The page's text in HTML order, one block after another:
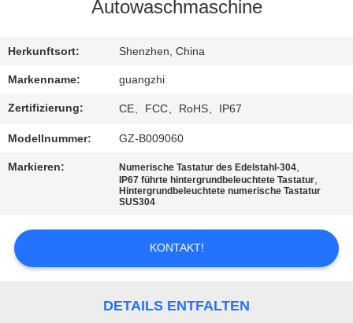
SIE
MIT
UNS
IN
VERBINDUNG
SIE
EIN
Autowaschmaschine
Herkunftsort: Shenzhen, China
Markenname: guangzhi
Zertifizierung: CE、FCC、RoHS、IP67
Modellnummer: GZ-B009060
Markieren: Numerische Tastatur des Edelstahl-304,
IP67 führte hintergrundbeleuchtete Tastatur,
Hintergrundbeleuchtete numerische Tastatur
SUS304
KONTAKT!
DETAILS ENTFALTEN